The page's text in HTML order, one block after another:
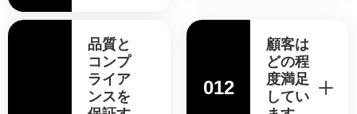
品質と
コンプ
ライア
ンスを
012
顧客は
どの程
度満足
してい